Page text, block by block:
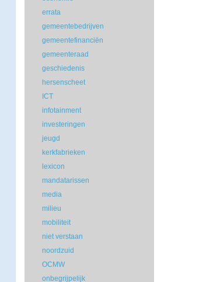
errata
gemeentebedrijven
gemeentefinanciën
gemeenteraad
geschiedenis
hersenscheet
ICT
infotainment
investeringen
jeugd
kerkfabrieken
lexicon
mandatarissen
media
milieu
mobiliteit
niet verstaan
noordzuid
OCMW
onbegrijpelijk